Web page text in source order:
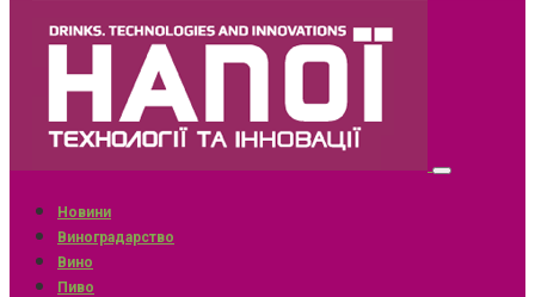
Новини
Виноградарство
Вино
Пиво